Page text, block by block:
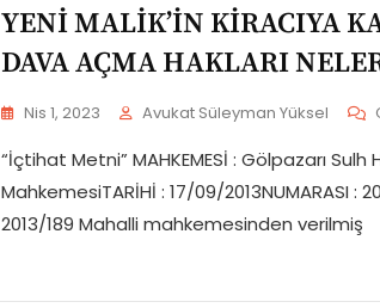
YENİ MALİK’İN KİRACIYA
DAVA AÇMA HAKLARI
Nis 1, 2023 Avukat Süleyman Yüksel
“İçtihat Metni” MAHKEMESİ : Gölpazarı Sulh
MahkemesiTARİHİ : 17/09/2013NUMARASI :
2013/189 Mahalli mahkemesinden verilmiş